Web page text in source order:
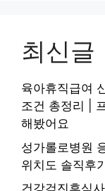
최신글
육아휴직급여
조건 총정리 |
해봤어요
성가롤로병원
위치도 솔직후